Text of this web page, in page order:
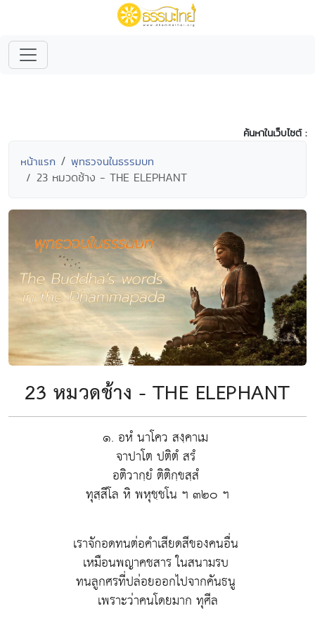
ค้นหาในเว็บไซต์ :
หน้าแรก พุทธวจนในธรรมบท
23 หมวดช้าง - THE ELEPHANT
23 หมวดช้าง - THE ELEPHANT
๑. อหํ นาโคว สงฺคาเม
จาปาโต ปติตํ สรํ
อติวากฺยํ ติติกฺขสฺสํ
ทุสฺสีโล หิ พหุชฺชโน ฯ ๓๒๐ ฯ
เราจักอดทนต่อคำเสียดสีของคนอื่น
เหมือนพญาคชสาร ในสนามรบ
ทนลูกศรที่ปล่อยออกไปจากคันธนู
เพราะว่าคนโดยมาก ทุศีล